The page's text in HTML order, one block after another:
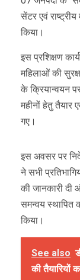
सेंटर एवं
किया।
इस प्रशिक्षण
महिलाओं की
के क्रियान्वयन
महीनों हेतु तैयार
गए।
इस अवसर पर
ने सभी
की जानकारी
समन्वय स्थापित
किया।
See also
की तैयारियों